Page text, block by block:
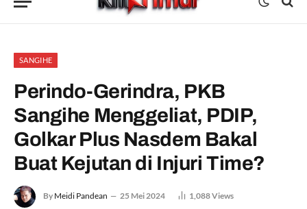
SANGIHE
Perindo-Gerindra, PKB
Sangihe Menggeliat, PDIP,
Golkar Plus Nasdem Bakal
Buat Kejutan di Injuri Time?
By Meidi Pandean 25 Mei 2024 1,088Views